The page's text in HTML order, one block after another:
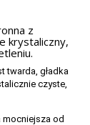
z
krystaliczny,
twarda, gładka
czyste,
mocniejsza od